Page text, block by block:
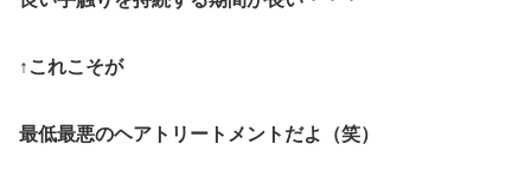
↑これこそが
最低最悪のヘアトリートメントだよ（笑）